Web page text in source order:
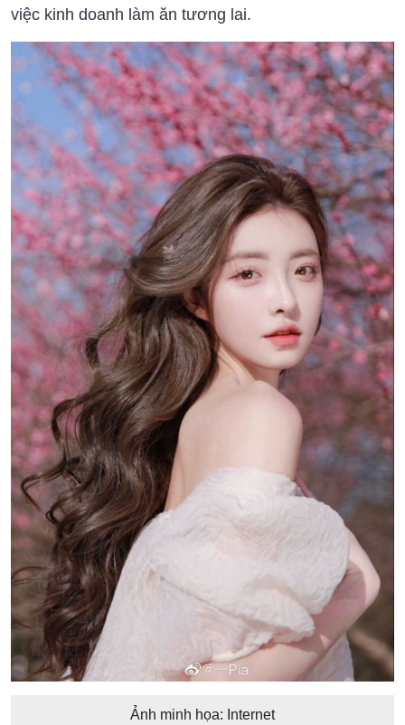
việc kinh doanh làm ăn tương lai.
Ảnh minh họa: Internet